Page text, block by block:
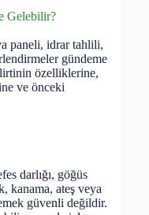
Gelebilir?
paneli, idrar tahlili,
gündeme
özelliklerine,
ve önceki
darlığı, göğüs
kanama, ateş veya
güvenli değildir.